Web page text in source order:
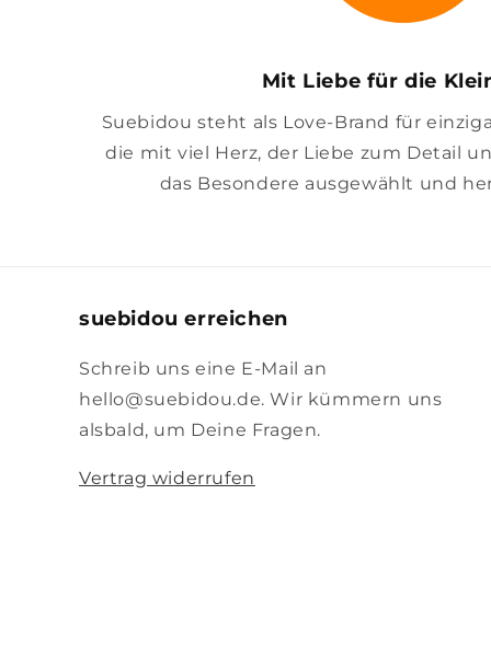
Mit Liebe für die
Suebidou steht als Love-Brand für
die mit viel Herz, der Liebe zum Detail
das Besondere ausgewählt und
suebidou erreichen
Schreib uns eine E-Mail an
hello@suebidou.de. Wir kümmern uns
alsbald, um Deine Fragen.
Vertrag widerrufen